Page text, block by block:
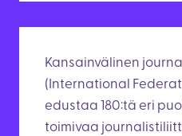
Kansainvälinen
(International
edustaa 180:tä eri
toimivaa